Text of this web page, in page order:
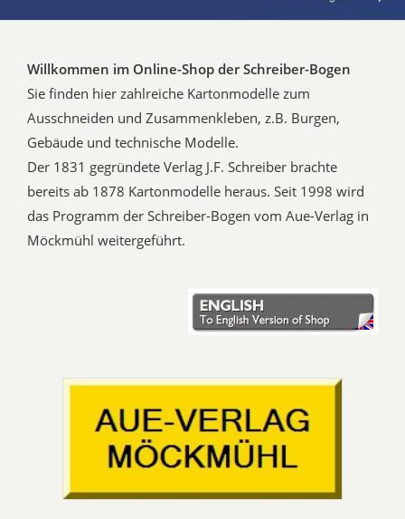
Willkommen im Online-Shop der Schreiber-Bogen
Sie finden hier zahlreiche Kartonmodelle zum
Ausschneiden und Zusammenkleben, z.B. Burgen,
Gebäude und technische Modelle.
Der 1831 gegründete Verlag J.F. Schreiber brachte
bereits ab 1878 Kartonmodelle heraus. Seit 1998 wird
das Programm der Schreiber-Bogen vom Aue-Verlag in
Möckmühl weitergeführt.